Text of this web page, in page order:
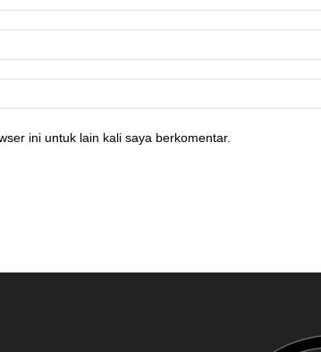
ini untuk lain kali saya berkomentar.